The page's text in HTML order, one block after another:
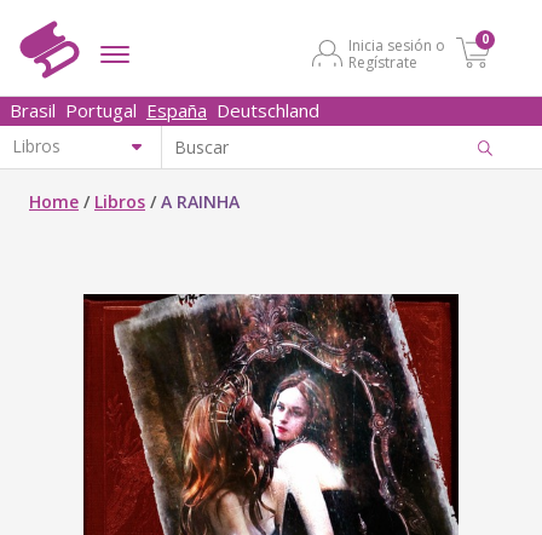
Inicia sesión o
Regístrate
0
Brasil Portugal España Deutschland
Home / Libros /A RAINHA